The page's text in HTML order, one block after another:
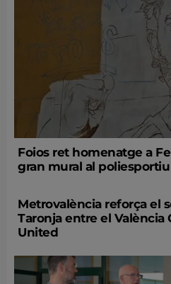
Foios ret homenatge a
gran mural al
Metrovalència reforça el
Taronja entre el València
United